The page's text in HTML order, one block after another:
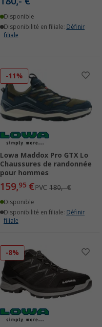
Disponible
Disponibilité en filiale: Définir
filiale
-11%
Lowa Maddox Pro GTX Lo
Chaussures de randonnée
pour hommes
159,95 €PVC 180,- €
Disponible
Disponibilité en filiale: Définir
filiale
-8%